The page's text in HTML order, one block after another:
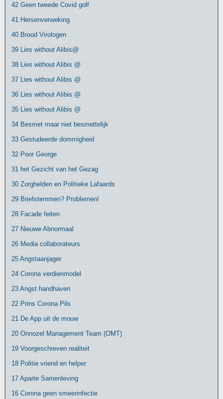
42 Geen tweede Covid golf
41 Hersenverweking
40 Brood Virologen
39 Lies without Alibis@
38 Lies without Alibis @
37 Lies without Alibis @
36 Lies without Alibis @
35 Lies without Alibis @
34 Besmet maar niet besmettelijk
33 Gestudeerde dommigheid
32 Poor George
31 het Gezicht van het Gezag
30 Zorghelden en Politieke Lafaards
29 Briefstemmen? Problemen!
28 Facade feiten
27 Nieuwe Abnormaal
26 Media collaborateurs
25 Angstaanjager
24 Corona verdienmodel
23 Angst handhaven
22 Prins Corona Pils
21 De App uit de mouw
20 Onnozel Management Team (OMT)
19 Voorgeschreven realiteit
18 Politie vriend en helper
17 Aparte Samenleving
16 Corona geen smeerinfectie